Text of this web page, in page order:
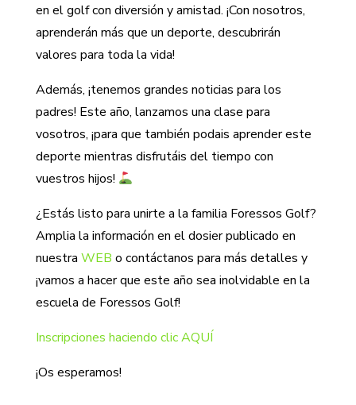
en el golf con diversión y amistad. ¡Con nosotros,
aprenderán más que un deporte, descubrirán
valores para toda la vida!
Además, ¡tenemos grandes noticias para los
padres! Este año, lanzamos una clase para
vosotros, ¡para que también podais aprender este
deporte mientras disfrutáis del tiempo con
vuestros hijos!
¿Estás listo para unirte a la familia Foressos Golf?
Amplia la información en el dosier publicado en
nuestra WEB o contáctanos para más detalles y
¡vamos a hacer que este año sea inolvidable en la
escuela de Foressos Golf!
Inscripciones haciendo clic AQUÍ
¡Os esperamos!